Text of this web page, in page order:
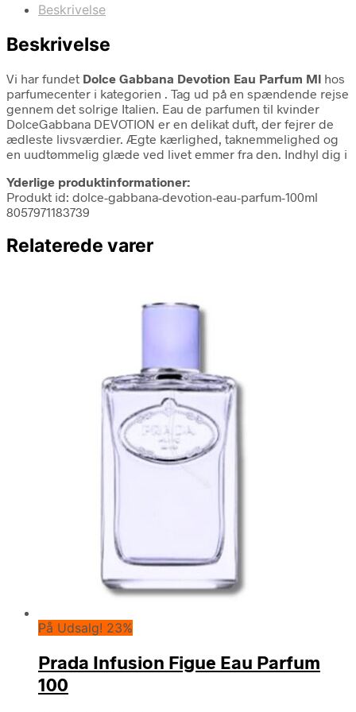
Beskrivelse
Beskrivelse
Vi har fundet Dolce Gabbana Devotion Eau Parfum Ml hos
parfumecenter i kategorien . Tag ud på en spændende rejse
gennem det solrige Italien. Eau de parfumen til kvinder
DolceGabbana DEVOTION er en delikat duft, der fejrer de
ædleste livsværdier. Ægte kærlighed, taknemmelighed og
en uudtømmelig glæde ved livet emmer fra den. Indhyl dig i
Yderlige produktinformationer:
Produkt id: dolce-gabbana-devotion-eau-parfum-100ml
8057971183739
Relaterede varer
På Udsalg! 23%
Prada Infusion Figue Eau Parfum
100